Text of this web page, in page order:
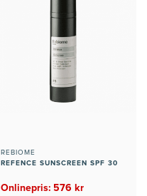
REBIOME
REFENCE SUNSCREEN SPF 30
Onlinepris: 576 kr